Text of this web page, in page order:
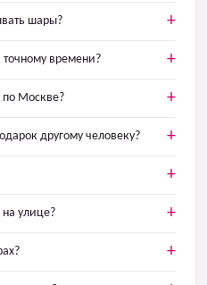
шары?
точному времени?
по Москве?
другому человеку?
улице?